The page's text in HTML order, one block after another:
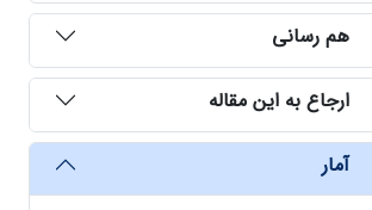
هم رسانی
ارجاع به این مقاله
آمار